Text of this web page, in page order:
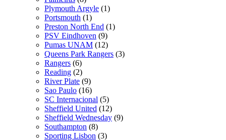
Plymouth Argyle (1)
Portsmouth (1)
Preston North End (1)
PSV Eindhoven (9)
Pumas UNAM (12)
Queens Park Rangers (3)
Rangers (6)
Reading (2)
River Plate (9)
Sao Paulo (16)
SC Internacional (5)
Sheffield United (12)
Sheffield Wednesday (9)
Southampton (8)
Sporting Lisbon (3)